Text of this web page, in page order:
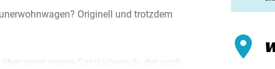
Originell und trotzdem
einen neuen Sanitärbereich, der auch